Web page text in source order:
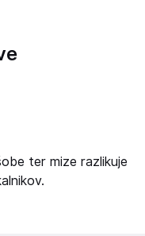
ter mize razlikuje